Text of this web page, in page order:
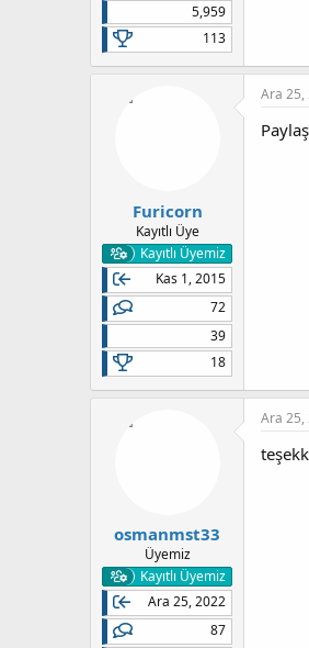
5,959
113
Furicorn
Kayıtlı Üye
Kayıtlı Üyemiz
Kas 1, 2015
72
39
18
Ara 25,
osmanmst33
Üyemiz
Kayıtlı Üyemiz
Ara 25, 2022
87
Ara 25,